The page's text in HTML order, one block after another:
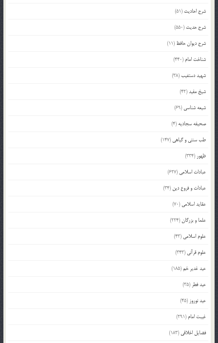
شرح احادیث (51)
شرح حدیث (550)
شرح دیوان حافظ (11)
شناخت امام (440)
شهید دستغیب(38)
شیخ مفید(42)
شیعه شناسی (69)
صحیفه سجادیه (4)
طب سنتی و گیاهی (147)
ظهور (334)
عبادات اسلامی (627)
عبادات و فروع دین (34)
عقاید اسلامی (70)
علما و بزرگان(224)
علوم اسلامی (43)
علوم قرآنی (343)
عید غدیر خم(185)
عید فطر (35)
عید نوروز (45)
غیبت امام (291)
فضایل اخلاقی (183)